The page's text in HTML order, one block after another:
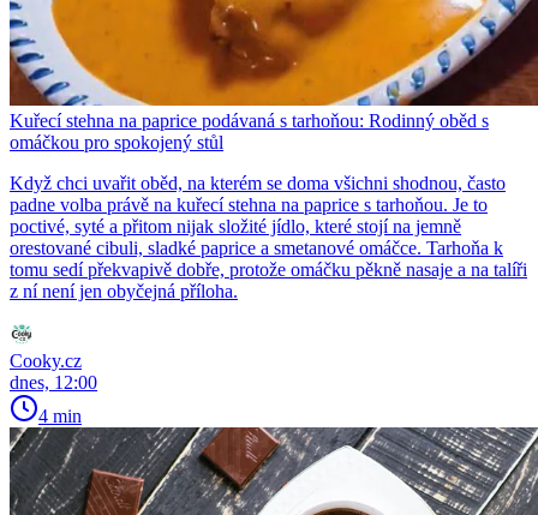
Kuřecí stehna na paprice podávaná s tarhoňou: Rodinný oběd s
omáčkou pro spokojený stůl
Když chci uvařit oběd, na kterém se doma všichni shodnou, často
padne volba právě na kuřecí stehna na paprice s tarhoňou. Je to
poctivé, syté a přitom nijak složité jídlo, které stojí na jemně
orestované cibuli, sladké paprice a smetanové omáčce. Tarhoňa k
tomu sedí překvapivě dobře, protože omáčku pěkně nasaje a na talíři
z ní není jen obyčejná příloha.
Cooky.cz
dnes, 12:00
4 min